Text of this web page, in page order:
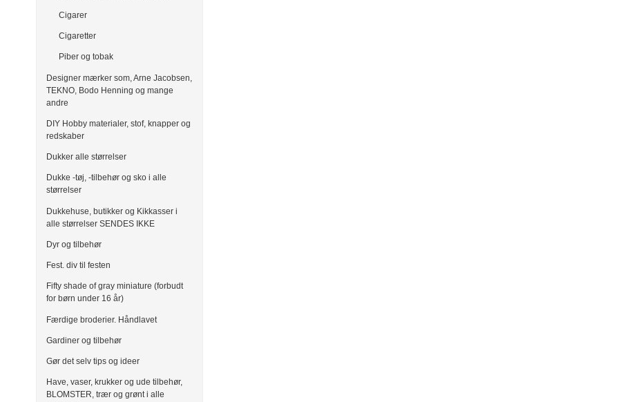
Cigarer
Cigaretter
Piber og tobak
Designer mærker som, Arne Jacobsen,
TEKNO, Bodo Henning og mange
andre
DIY Hobby materialer, stof, knapper og
redskaber
Dukker alle størrelser
Dukke -tøj, -tilbehør og sko i alle
størrelser
Dukkehuse, butikker og Kikkasser i
alle størrelser SENDES IKKE
Dyr og tilbehør
Fest. div til festen
Fifty shade of gray miniature (forbudt
for børn under 16 år)
Færdige broderier. Håndlavet
Gardiner og tilbehør
Gør det selv tips og ideer
Have, vaser, krukker og ude tilbehør,
BLOMSTER, trær og grønt i alle